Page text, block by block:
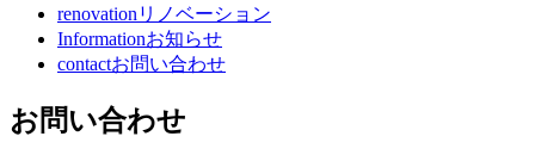
renovation リノベーション
Informationお知らせ
contactお問い合わせ
お問い合わせ